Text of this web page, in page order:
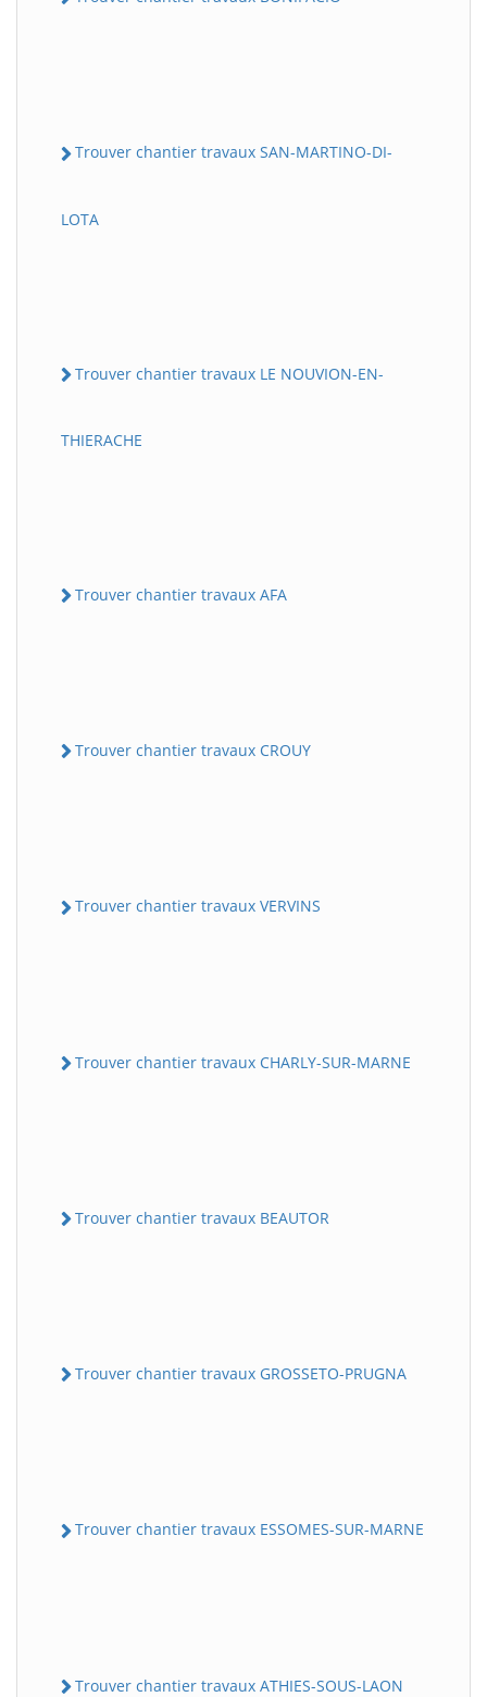
Trouver chantier travaux SAN-MARTINO-DI-
LOTA
Trouver chantier travaux LE NOUVION-EN-
THIERACHE
Trouver chantier travaux AFA
Trouver chantier travaux CROUY
Trouver chantier travaux VERVINS
Trouver chantier travaux CHARLY-SUR-MARNE
Trouver chantier travaux BEAUTOR
Trouver chantier travaux GROSSETO-PRUGNA
Trouver chantier travaux ESSOMES-SUR-MARNE
Trouver chantier travaux ATHIES-SOUS-LAON